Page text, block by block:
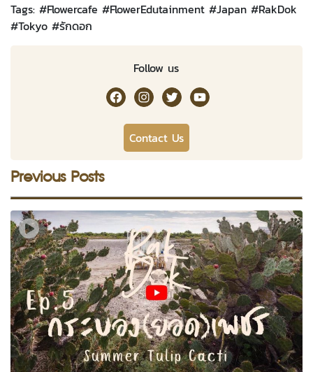
Tags: #Flowercafe #FlowerEdutainment #Japan #RakDok
#Tokyo #รักดอก
Follow us
RakDok Channel Facebook
RakDok Channel Instagram
RakDok Twitter
Rakdok Channel
Contact Us
Previous Posts